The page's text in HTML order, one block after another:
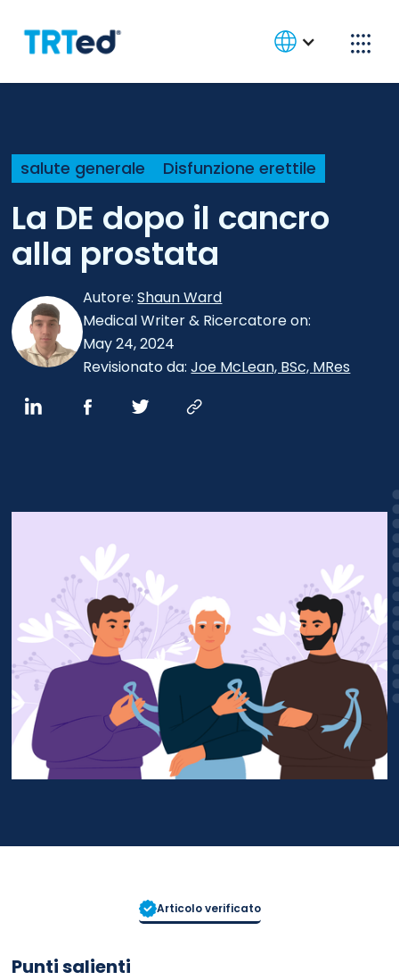
salute generale Disfunzione erettile
La DE dopo il cancro
alla prostata
Autore: Shaun Ward
Medical Writer & Ricercatoreon:
May 24, 2024
Revisionato da: Joe McLean, BSc, MRes
Punti salienti
Articolo verificato